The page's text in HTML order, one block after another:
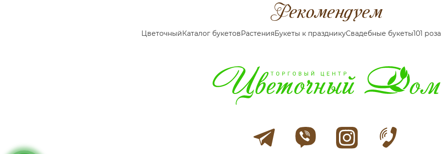
Рекомендуем
ЦветочныйКаталог букетовРастенияБукеты к праздникуCвадебные букеты101 роза